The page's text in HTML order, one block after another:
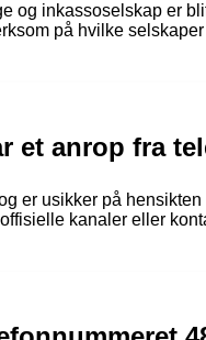
og inkassoselskap er
på hvilke
anrop fra
er usikker på
kanaler eller